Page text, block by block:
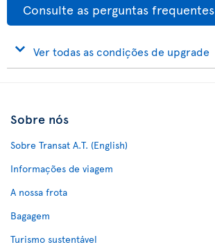
Consulte as perguntas frequentes
Ver todas as condições de upgrade
Sobre nós
Sobre Transat A.T. (English)
Informações de viagem
A nossa frota
Bagagem
Turismo sustentável